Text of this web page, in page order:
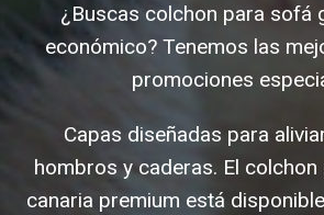
¿Buscas colchon para sofá
económico? Tenemos las
promociones
Capas diseñadas para
hombros y caderas. El
canaria premium está